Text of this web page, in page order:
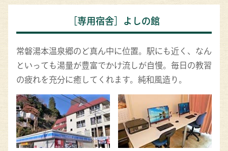
［専用宿舎］よしの館
常磐湯本温泉郷のど真ん中に位置。駅にも近く、なん
といっても湯量が豊富でかけ流しが自慢。毎日の教習
の疲れを充分に癒してくれます。純和風造り。